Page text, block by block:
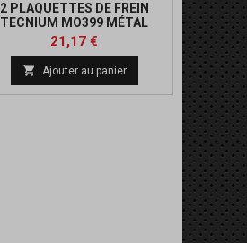
2 PLAQUETTES DE FREIN
TECNIUM MO399 MÉTAL
FRITTÉ
Prix
21,17 €
base
 Ajouter au panier